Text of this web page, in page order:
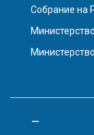
Собрание на
–